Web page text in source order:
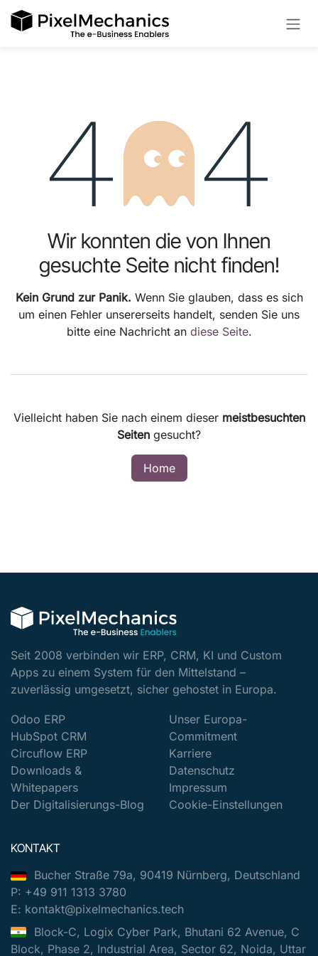
Zum Inhalt springen
Fehler 404
Wir konnten die von Ihnen
gesuchte Seite nicht finden!
Kein Grund zur Panik. Wenn Sie glauben, dass es sich
um einen Fehler unsererseits handelt, senden Sie uns
bitte eine Nachricht an diese Seite.
Vielleicht haben Sie nach einem dieser meistbesuchten
Seiten gesucht?
Home
Seit 2008 verbinden wir ERP, CRM, KI und Custom
Apps zu einem System für den Mittelstand –
zuverlässig umgesetzt, sicher gehostet in Europa.
Odoo ERP
HubSpot CRM
Circuflow ERP
Downloads &
Whitepapers
Der Digitalisierungs-Blog
Unser Europa-
Commitment
Karriere
Datenschutz
Impressum
Cookie-Einstellungen
KONTAKT
Bucher Straße 79a, 90419 Nürnberg, Deutschland
P: +49 911 1313 3780
E: kontakt@pixelmechanics.tech
Block-C, Logix Cyber Park, Bhutani 62 Avenue, C
Block, Phase 2, Industrial Area, Sector 62, Noida, Uttar